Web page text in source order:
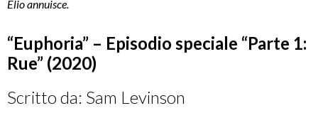
Elio annuisce.
“Euphoria” – Episodio speciale “Parte 1:
Rue” (2020)
Scritto da: Sam Levinson